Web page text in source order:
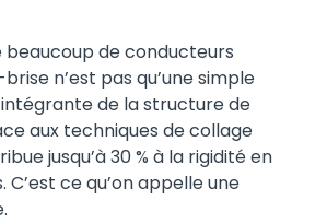
beaucoup de conducteurs
n’est pas qu’une simple
de la structure de
aux techniques de collage
jusqu’à 30 % à la rigidité en
C’est ce qu’on appelle une